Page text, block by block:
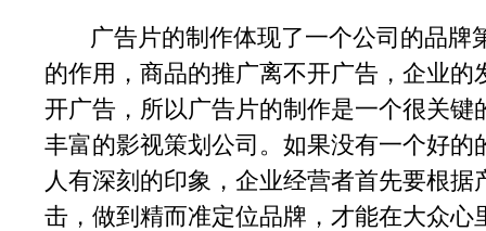
广告片的制作体现了一个公司的品牌
的作用，商品的推广离不开广告，企业
开广告，所以广告片的制作是一个很关
丰富的影视策划公司。如果没有一个好
人有深刻的印象，企业经营者首先要根
击，做到精而准定位品牌，才能在大众